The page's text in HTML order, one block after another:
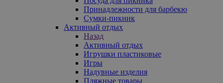
Принадлежности для барбекю
Сумки-пикник
Активный отдых
Назад
Активный отдых
Игрушки пластиковые
Игры
Надувные изделия
Пляжные товары